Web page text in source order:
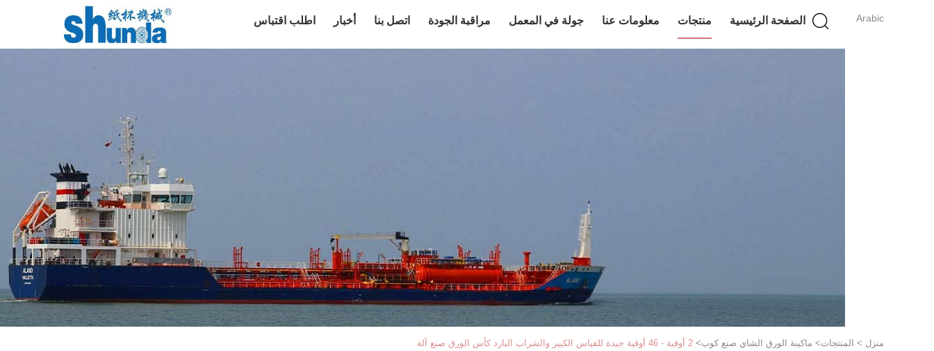
Arabic الصفحة الرئيسية منتجات معلومات عنا جولة في المعمل مراقبة الجودة اتصل بنا أخبار اطلب اقتباس
منزل > المنتجات> ماكينة الورق الشاي صنع كوب> 2 أوقية - 46 أوقية جيدة للقياس الكبير والشراب البارد كأس الورق صنع آلة